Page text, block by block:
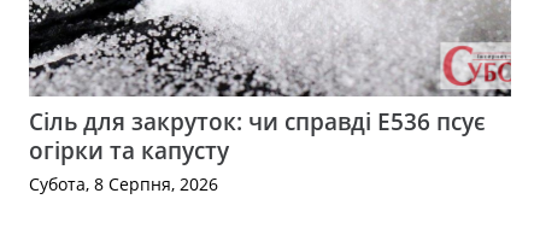
Сіль для закруток: чи справді Е536 псує
огірки та капусту
Субота, 8 Серпня, 2026